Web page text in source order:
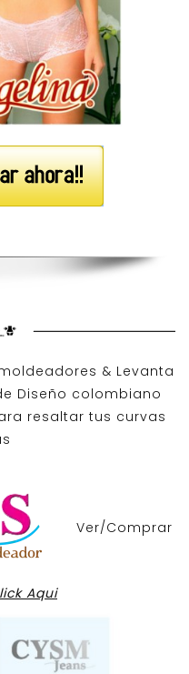
& Levanta
Diseño colombiano
resaltar tus curvas
Ver/Comprar
Aqui